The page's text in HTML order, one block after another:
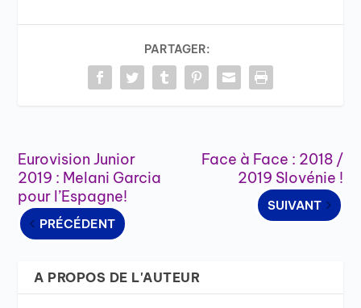
PARTAGER:
Eurovision Junior
2019 : Melani Garcia
pour l’Espagne!
PRÉCÉDENT
Face à Face : 2018 /
2019 Slovénie !
SUIVANT
A PROPOS DE L'AUTEUR